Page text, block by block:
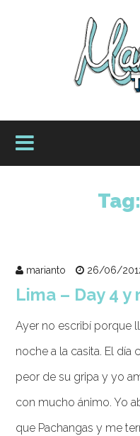
Tag:
marianto 26/06/
Lima – Day 4
Ayer no escribí porque
noche a la casita. El
peor de su gripa y yo
con mucho ánimo. Yo
que Pachangas y me